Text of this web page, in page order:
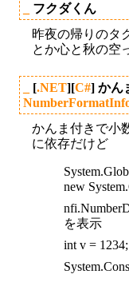
フクダくん
昨夜の帰りのタ
とか心と秋の空
[.NET][C#] かん
かんま付きで小
に依存だけど
new
を表示
int v = 1234;